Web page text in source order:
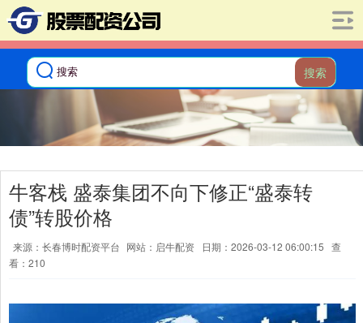
搜索
牛客栈 盛泰集团不向下修正“盛泰转
债”转股价格
来源：长春博时配资平台 网站：启牛配资 日期：2026-03-12 06:00:15 查
看：210